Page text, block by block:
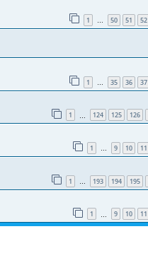
1 … 50 51 52
1 … 35 36 37
1 124 125 126
1 … 9 10 11
1 193 194 195
1 9 10 11